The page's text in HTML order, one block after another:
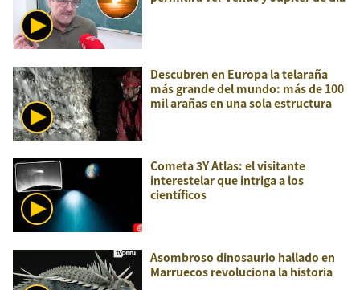
Descubren en Europa la telaraña
más grande del mundo: más de 100
mil arañas en una sola estructura
Cometa 3Y Atlas: el visitante
interestelar que intriga a los
científicos
Asombroso dinosaurio hallado en
Marruecos revoluciona la historia